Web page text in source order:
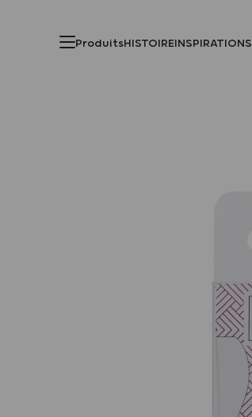
ProduitsHISTOIREINSPIRATIONS